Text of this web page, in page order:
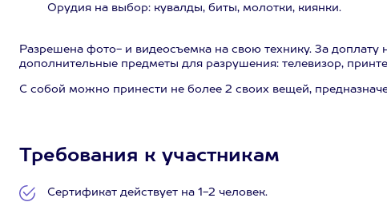
Орудия на выбор: кувалды, биты, молотки, киянки.
Разрешена фото- и видеосъемка на свою технику. За доплату
дополнительные предметы для разрушения: телевизор,
С собой можно принести не более 2 своих вещей,
Требования к участникам
Сертификат действует на 1-2 человек.